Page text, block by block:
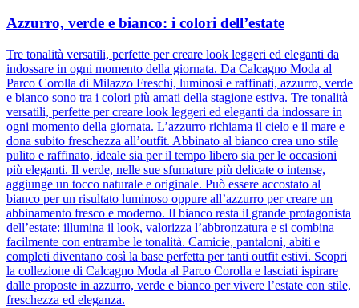
Azzurro, verde e bianco: i colori dell’estate
Tre tonalità versatili, perfette per creare look leggeri ed eleganti da
indossare in ogni momento della giornata. Da Calcagno Moda al
Parco Corolla di Milazzo Freschi, luminosi e raffinati, azzurro, verde
e bianco sono tra i colori più amati della stagione estiva. Tre tonalità
versatili, perfette per creare look leggeri ed eleganti da indossare in
ogni momento della giornata. L’azzurro richiama il cielo e il mare e
dona subito freschezza all’outfit. Abbinato al bianco crea uno stile
pulito e raffinato, ideale sia per il tempo libero sia per le occasioni
più eleganti. Il verde, nelle sue sfumature più delicate o intense,
aggiunge un tocco naturale e originale. Può essere accostato al
bianco per un risultato luminoso oppure all’azzurro per creare un
abbinamento fresco e moderno. Il bianco resta il grande protagonista
dell’estate: illumina il look, valorizza l’abbronzatura e si combina
facilmente con entrambe le tonalità. Camicie, pantaloni, abiti e
completi diventano così la base perfetta per tanti outfit estivi. Scopri
la collezione di Calcagno Moda al Parco Corolla e lasciati ispirare
dalle proposte in azzurro, verde e bianco per vivere l’estate con stile,
freschezza ed eleganza.